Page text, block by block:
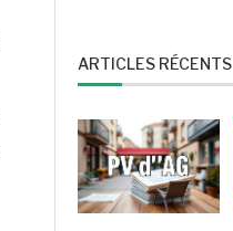
ARTICLES RÉCENTS